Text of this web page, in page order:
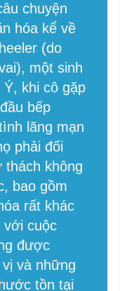
chuyện
hóa kể về
(do
một sinh
khi cô gặp
bếp
lãng mạn
phải đối
thách không
bao gồm
rất khác
với cuộc
được
và những
tồn tại